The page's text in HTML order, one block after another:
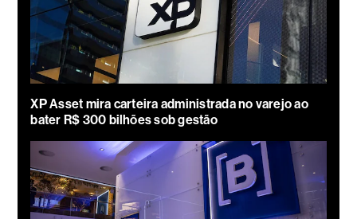
XP Asset mira carteira administrada no varejo ao
bater R$ 300 bilhões sob gestão